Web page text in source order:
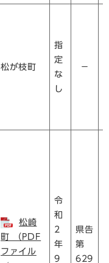
松が枝町
指
定
な
し
－
松崎
町 （PDF
ファイル
令
和
2
年
9
県告
第
629